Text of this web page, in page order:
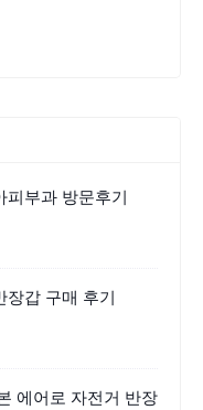
부과 방문후기
갑 구매 후기
에어로 자전거 반장